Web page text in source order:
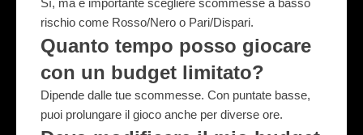
Sì, ma è importante scegliere scommesse a basso
rischio come Rosso/Nero o Pari/Dispari.
Quanto tempo posso giocare
con un budget limitato?
Dipende dalle tue scommesse. Con puntate basse,
puoi prolungare il gioco anche per diverse ore.